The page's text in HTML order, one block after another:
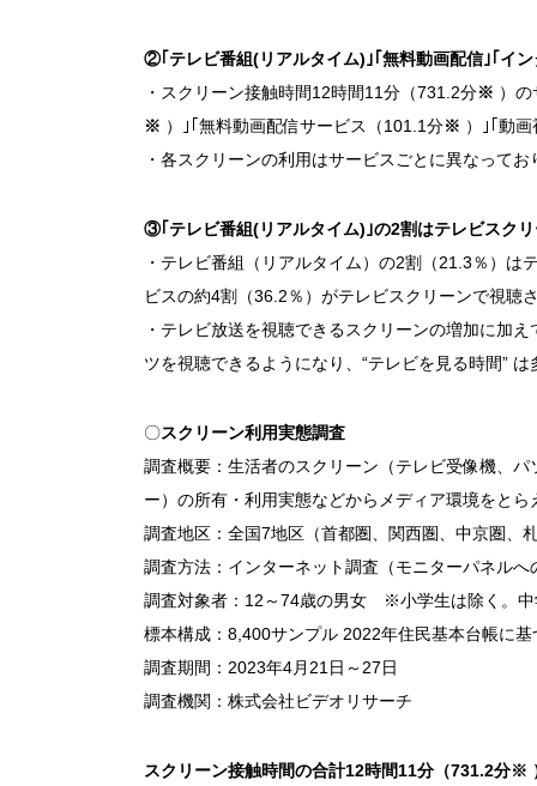
②｢ テレビ番組(リアルタイム)｣｢ 無料動画配信｣｢ イ
・スクリーン接触時間12時間11分（731.2分※ ）
※ ）｣｢無料動画配信サービス（101.1分※ ）｣｢動
・各スクリーンの利用はサービスごとに異なって
③｢テレビ番組(リアルタイム)｣の2割はテレビスク
・テレビ番組（リアルタイム）の2割（21.3％）
ビスの約4割（36.2％）がテレビスクリーンで視聴
・テレビ放送を視聴できるスクリーンの増加に加
ツを視聴できるようになり、“テレビを見る時間”
〇スクリーン利用実態調査
調査概要：生活者のスクリーン（テレビ受像機、
ー）の所有・利用実態などからメディア環境をとら
調査地区：全国7地区（首都圏、関西圏、中京圏、
調査方法：インターネット調査（モニターパネルへ
調査対象者：12～74歳の男女 ※小学生は除く。中
標本構成：8,400サンプル 2022年住民基本台帳に
調査期間：2023年4月21日～27日
調査機関：株式会社ビデオリサーチ
スクリーン接触時間の合計12時間11分（731.2分※